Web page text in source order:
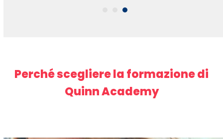
Perché scegliere la formazione di
Quinn Academy